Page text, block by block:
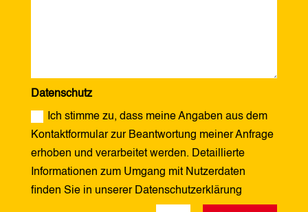
Datenschutz
Ich stimme zu, dass meine Angaben aus dem
Kontaktformular zur Beantwortung meiner Anfrage
erhoben und verarbeitet werden. Detaillierte
Informationen zum Umgang mit Nutzerdaten
finden Sie in unserer Datenschutzerklärung